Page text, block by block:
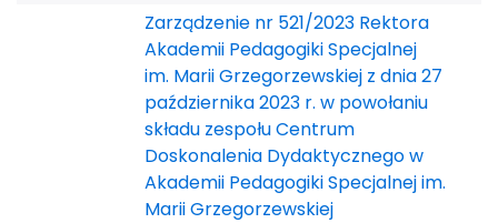
Zarządzenie nr 521/2023 Rektora
Akademii Pedagogiki Specjalnej
im. Marii Grzegorzewskiej z dnia 27
października 2023 r. w powołaniu
składu zespołu Centrum
Doskonalenia Dydaktycznego w
Akademii Pedagogiki Specjalnej im.
Marii Grzegorzewskiej